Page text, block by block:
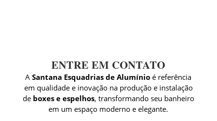
ENTRE EM CONTATO
ASantana Esquadrias de Alumínio é referência
em qualidade e inovação na produção e instalação
de boxes e espelhos, transformando seu banheiro
em um espaço moderno e elegante.